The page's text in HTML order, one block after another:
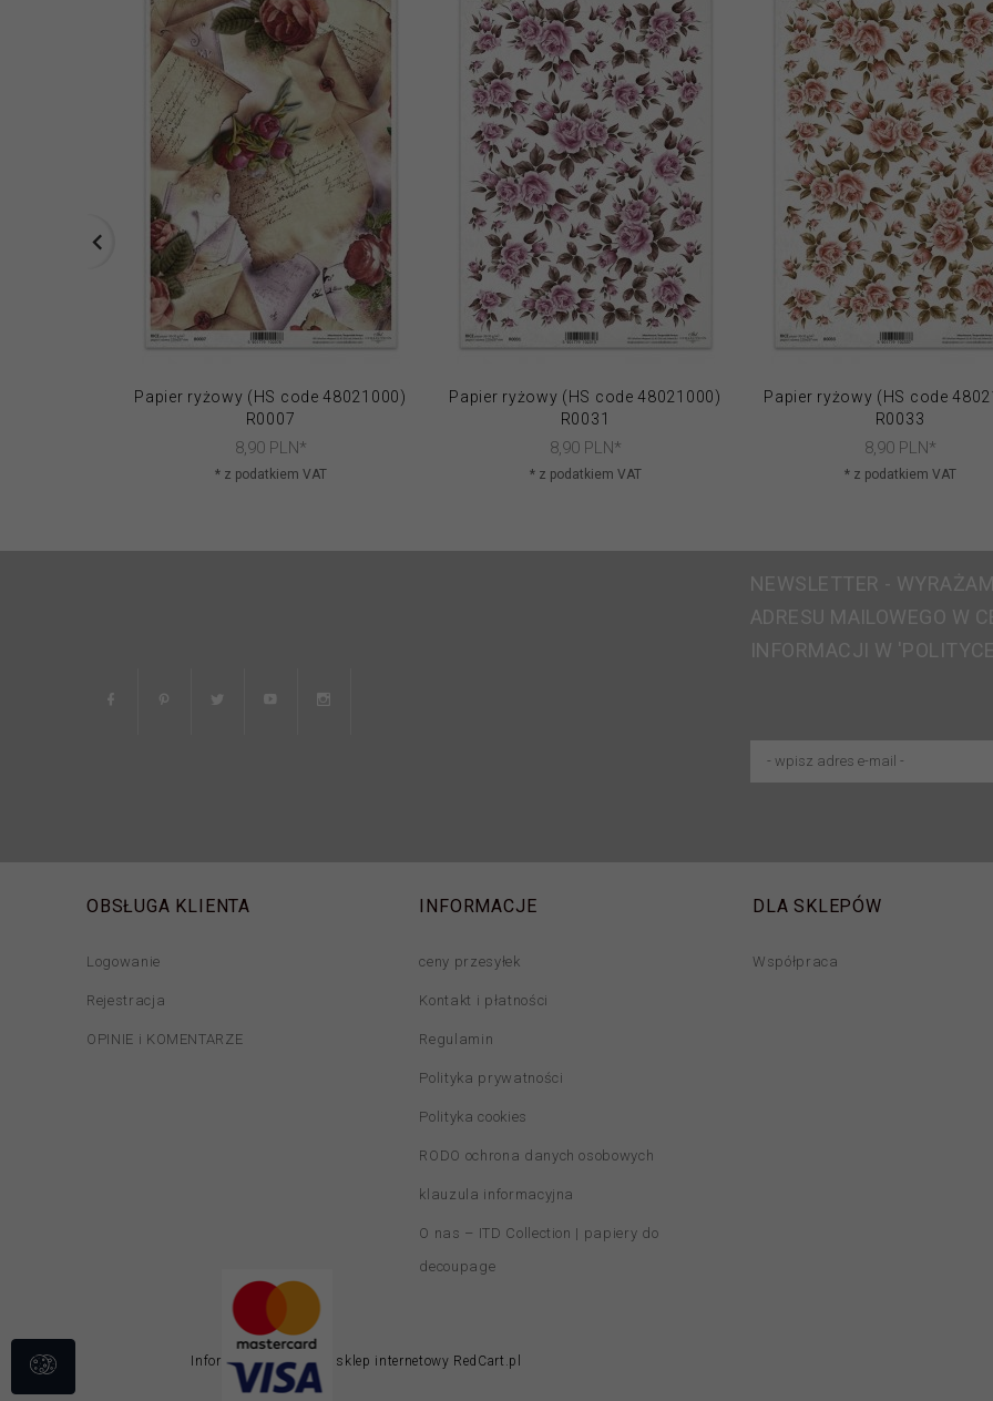
Papier ryżowy (HS code 48021000)
R0007
8,90 PLN*
* z podatkiem VAT
Papier ryżowy (HS code 48021000)
R0031
8,90 PLN*
* z podatkiem VAT
Papier ryżowy (HS code
R0033
8,90 PLN*
* z podatkiem VAT
NEWSLETTER -
ADRESU MAILOWEGO W
INFORMACJI W
OBSŁUGA KLIENTA
Logowanie
Rejestracja
OPINIE i KOMENTARZE
INFORMACJE
ceny przesyłek
Kontakt i płatności
Regulamin
Polityka prywatności
Polityka cookies
RODO ochrona danych osobowych
klauzula informacyjna
O nas – ITD Collection | papiery do
decoupage
DLA SKLEPÓW
Współpraca
Informacja o cookies sklep internetowy RedCart.pl